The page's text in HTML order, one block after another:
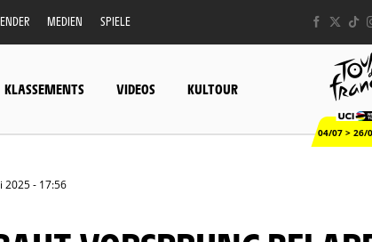
MEDIEN SPIELE
KLASSEMENTS VIDEOS KULTOUR
04/07 > 26/
2025 - 17:56